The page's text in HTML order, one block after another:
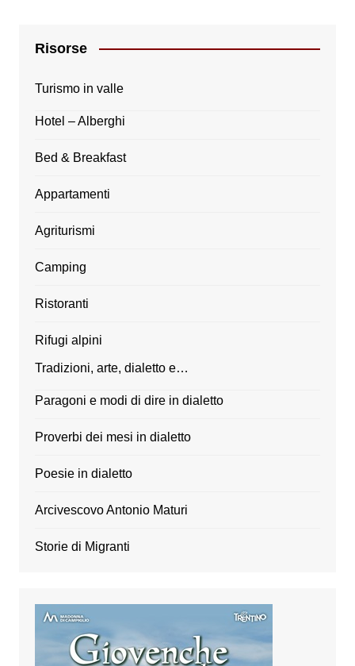
Risorse
Turismo in valle
Hotel – Alberghi
Bed & Breakfast
Appartamenti
Agriturismi
Camping
Ristoranti
Rifugi alpini
Tradizioni, arte, dialetto e…
Paragoni e modi di dire in dialetto
Proverbi dei mesi in dialetto
Poesie in dialetto
Arcivescovo Antonio Maturi
Storie di Migranti